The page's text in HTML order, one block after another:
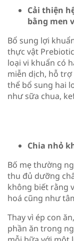
Cải thiện
bằng men
Bổ sung lợi
thực vật
loại vi khuẩn có
miễn dịch, hỗ
thể bổ sung hai
như sữa chua,
Chia nhỏ
Bố mẹ thường
thu đủ dưỡng
không biết rằng
hoá cũng như
Thay vì ép con
phần ăn trong